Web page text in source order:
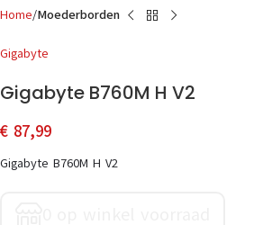
Home Moederborden
Gigabyte
Gigabyte B760M H V2
€ 87,99
Gigabyte B760M H V2